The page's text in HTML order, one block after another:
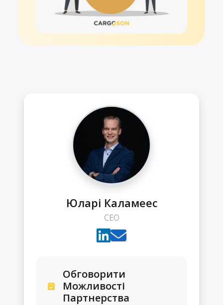
Юларі Каламеес
CEO
Обговорити
Можливості
Партнерства